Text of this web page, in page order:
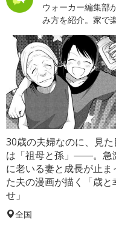
ウォーカー編集部
み方を紹介。家で
30歳の夫婦なのに、見た
は「祖母と孫」――。急
に老いる妻と成長が止ま
た夫の漫画が描く「歳と
せ」
全国